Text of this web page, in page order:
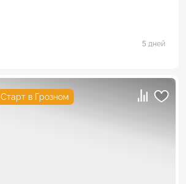
5 дней
Старт в Грозном